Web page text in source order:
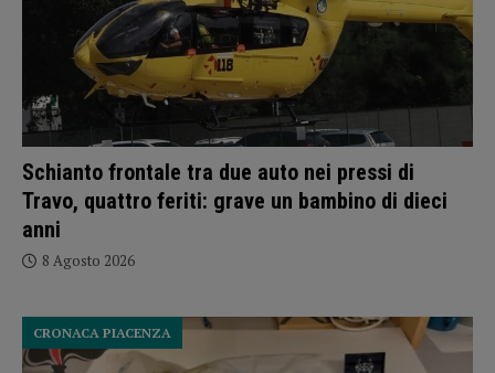
Schianto frontale tra due auto nei pressi di
Travo, quattro feriti: grave un bambino di dieci
anni
8 Agosto 2026
CRONACA PIACENZA